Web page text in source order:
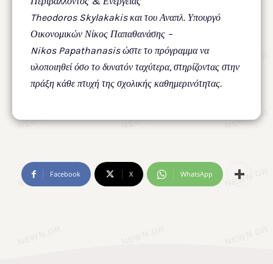
TheodorosSkylakakisκαι του Αναπλ. Υπουργό
Οικονομικών Νίκος Παπαθανάσης –
NikosPapathanasisώστε το πρόγραμμα να
υλοποιηθεί όσο το δυνατόν ταχύτερα, στηρίζοντας στην
πράξη κάθε πτυχή της σχολικής καθημερινότητας.
Facebook X WhatsApp